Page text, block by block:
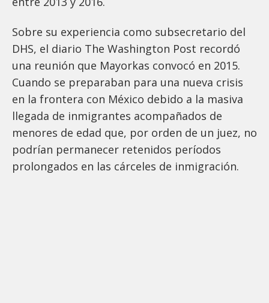
Sobre su experiencia como subsecretario del
DHS, el diario The Washington Post recordó
una reunión que Mayorkas convocó en 2015.
Cuando se preparaban para una nueva crisis
en la frontera con México debido a la masiva
llegada de inmigrantes acompañados de
menores de edad que, por orden de un juez, no
podrían permanecer retenidos períodos
prolongados en las cárceles de inmigración.